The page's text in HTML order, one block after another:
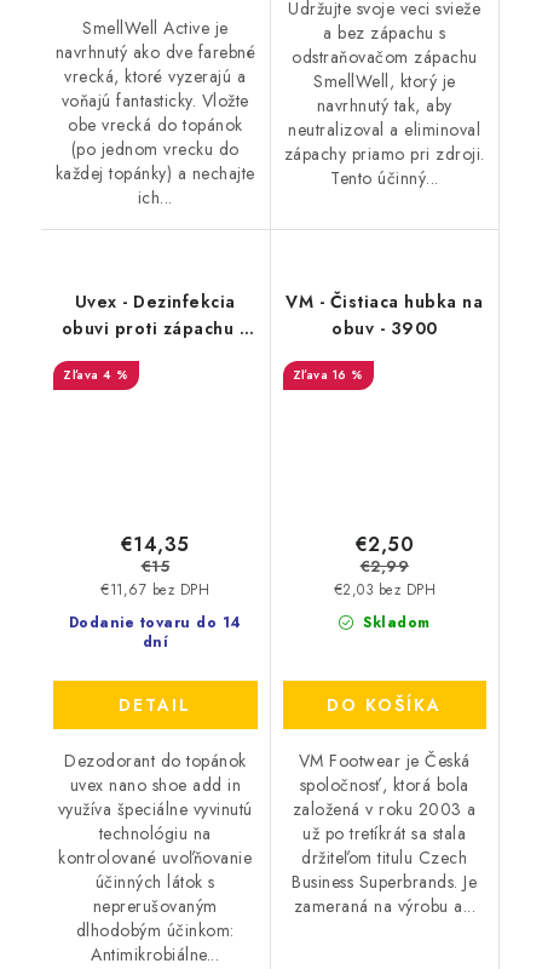
SmellWell Active je
navrhnutý ako dve farebné
vrecká, ktoré vyzerajú a
voňajú fantasticky. Vložte
obe vrecká do topánok
(po jednom vrecku do
každej topánky) a nechajte
ich...
Udržujte svoje veci svieže
a bez zápachu s
odstraňovačom zápachu
SmellWell, ktorý je
navrhnutý tak, aby
neutralizoval a eliminoval
zápachy priamo pri zdroji.
Tento účinný...
Uvex - Dezinfekcia
obuvi proti zápachu a
9698/3
4 %
Dodanie tovaru do 14
dní
€11,67 bez DPH
€14,35
€15
DETAIL
Dezodorant do topánok
uvex nano shoe add in
využíva špeciálne vyvinutú
technológiu na
kontrolované uvoľňovanie
účinných látok s
neprerušovaným
dlhodobým účinkom:
Antimikrobiálne...
VM - Čistiaca hubka na
obuv - 3900
16 %
Skladom
€2,03 bez DPH
€2,50
€2,99
DO KOŠÍKA
VM Footwear je Česká
spoločnosť, ktorá bola
založená v roku 2003 a
už po tretíkrát sa stala
držiteľom titulu Czech
Business Superbrands. Je
zameraná na výrobu a...